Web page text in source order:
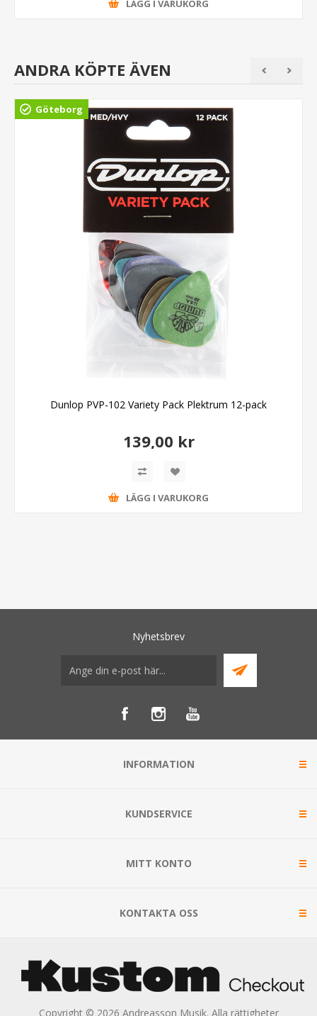
LÄGG I VARUKORG
ANDRA KÖPTE ÄVEN
Göteborg
Dunlop PVP-102 Variety Pack Plektrum 12-pack
139,00 kr
LÄGG I VARUKORG
Nyhetsbrev
INFORMATION
KUNDSERVICE
MITT KONTO
KONTAKTA OSS
Copyright © 2026 Andreasson Musik. Alla rättigheter